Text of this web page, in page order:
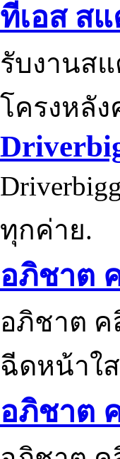
ทีเอส ส
รับงานส
โครงหลั
ทุกค่าย.
อภิชาต
อภิชาต ค
ฉีดหน้าใ
อภิชาต